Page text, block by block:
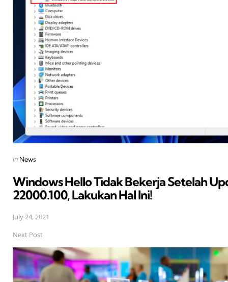
Posted
in News
Windows Hello Tidak Bekerja Setelah
22000.100, Lakukan Hal Ini!
July 24, 2021
Next Post